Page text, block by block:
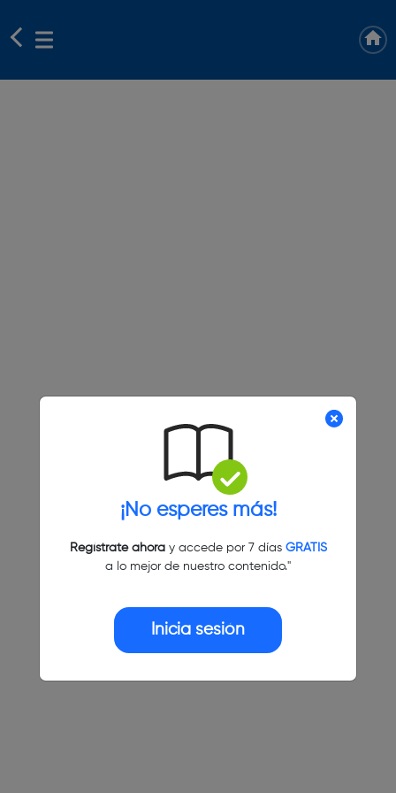
¡No esperes más!
Regístrate ahoray accede por 7 días GRATIS
a lo mejor de nuestro contenido."
Inicia sesión